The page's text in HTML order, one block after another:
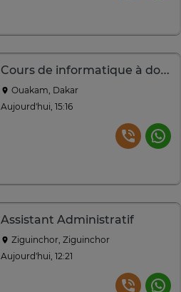
Cours de informatique à domicile et en ligne
Ouakam, Dakar
Aujourd'hui, 15:16
Assistant Administratif
Ziguinchor, Ziguinchor
Aujourd'hui, 12:21